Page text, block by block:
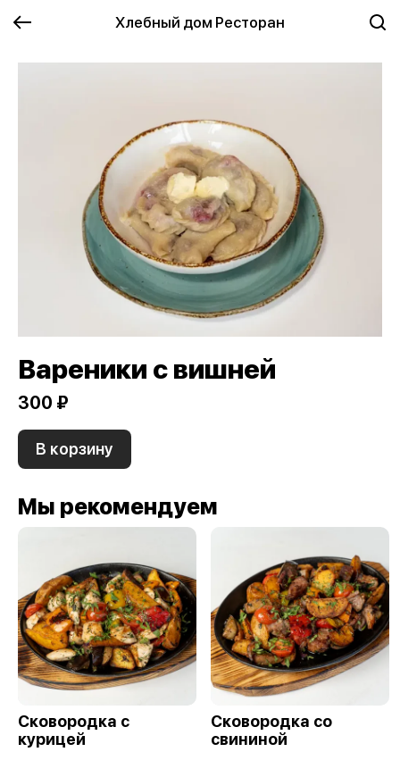
Хлебный дом Ресторан
Вареники с вишней
300 ₽
В корзину
Мы рекомендуем
Сковородка с
курицей
Сковородка со
свининой